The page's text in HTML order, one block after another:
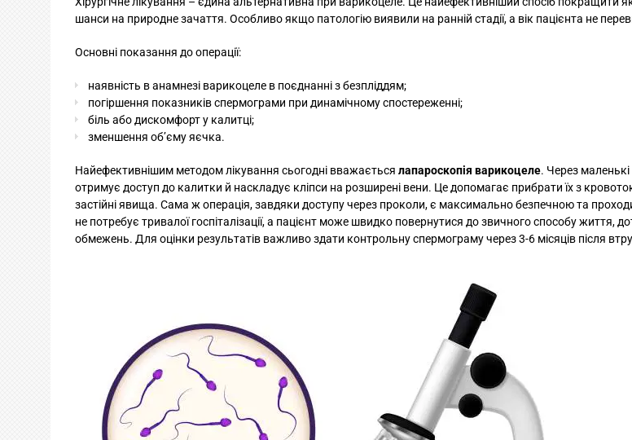
шанси на природне зачаття. Особливо якщо патологію виявили на ранній стадії, а вік пацієнта не
Основні показання до операції:
наявність в анамнезі варикоцеле в поєднанні з безпліддям;
погіршення показників спермограми при динамічному спостереженні;
біль або дискомфорт у калитці;
зменшення об’єму яєчка.
Найефективнішим методом лікування сьогодні вважається лапароскопія варикоцеле. Через
отримує доступ до калитки й наскладує кліпси на розширені вени. Це допомагає прибрати їх з
застійні явища. Сама ж операція, завдяки доступу через проколи, є максимально безпечною та
не потребує тривалої госпіталізації, а пацієнт може швидко повернутися до звичного способу життя,
обмежень. Для оцінки результатів важливо здати контрольну спермограму через 3-6 місяців після